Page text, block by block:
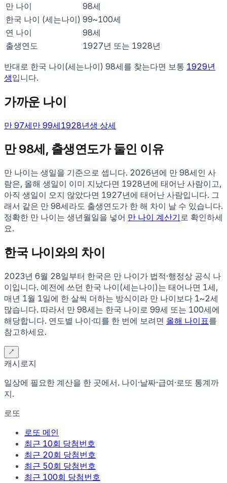
만 나이 98세
한국 나이 (세는나이) 99~100세
연 나이
98세
출생연도
1927년 또는 1928년
반대로 한국 나이(세는나이) 98세를 찾는다면 보통 1929년
생입니다.
가까운 나이
만 97세만 99세1928년생 상세
만98세, 출생연도가 둘인 이유
만 나이는 생일을 기준으로 셉니다. 2026년에 만 98세인 사
람은, 올해 생일이 이미 지났다면 1928년에 태어난 사람이고,
아직 생일이 오지 않았다면 1927년에 태어난 사람입니다. 그
래서 같은 만 98세라도 출생연도가 한 해 차이 날 수 있습니다.
정확한 만 나이는 생년월일을 넣어 만 나이 계산기로 확인하세
요.
한국 나이와의 차이
2023년 6월 28일부터 한국은 만 나이가 법적·행정상 공식 나
이입니다. 예전에 쓰던 한국 나이(세는나이)는 태어나면 1세,
매년 1월 1일에 한 살씩 더하는 방식이라 만 나이보다 1~2세
많습니다. 따라서 만 98세는 한국 나이로 99세 또는 100세에
해당합니다. 연도별 나이·띠를 한 번에 보려면 올해 나이표를
참고하세요.
↗
캐시로지
일상에 필요한 계산을 한 곳에서. 나이·날짜·급여·로또 통계까
지.
로또
로또 메인
최근 10회 당첨번호
최근 20회 당첨번호
최근 50회 당첨번호
최근 100회 당첨번호